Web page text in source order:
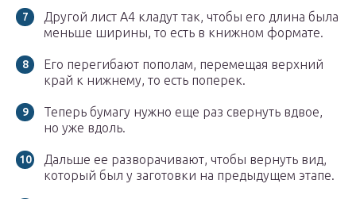
Другой лист А4 кладут так, чтобы его длина была
меньше ширины, то есть в книжном формате.
Его перегибают пополам, перемещая верхний
край к нижнему, то есть поперек.
Теперь бумагу нужно еще раз свернуть вдвое,
но уже вдоль.
Дальше ее разворачивают, чтобы вернуть вид,
который был у заготовки на предыдущем этапе.